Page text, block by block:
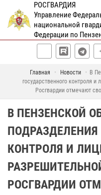
РОСГВАРДИЯ
Управление
национальной
Федерации по
Главная Новости
В
государственного контроля
Росгвардии отмечают
В ПЕНЗЕНСКОЙ
ПОДРАЗДЕЛЕНИЯ
КОНТРОЛЯ И
РОСГВАРДИИ